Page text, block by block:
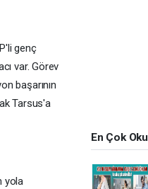
genç
var. Görev
başarının
Tarsus'a
yola
En Çok